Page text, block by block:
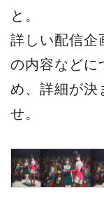
と。
詳しい配信企
の内容などに
め、詳細が決
せ。